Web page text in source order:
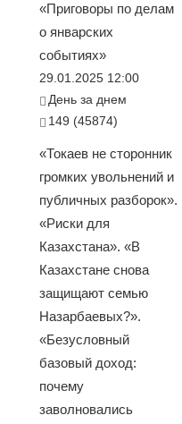
«Приговоры по делам
о январских
событиях»
29.01.2025 12:00
День за днем
149 (45874)
«Токаев не сторонник
громких увольнений и
публичных разборок».
«Риски для
Казахстана». «В
Казахстане снова
защищают семью
Назарбаевых?».
«Безусловный
базовый доход:
почему
заволновались